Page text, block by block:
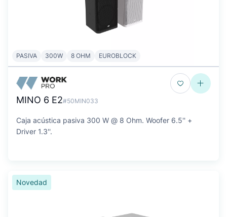
PASIVA 300W 8 OHM EUROBLOCK
MINO 6 E2#50MIN033
Caja acústica pasiva 300 W @ 8 Ohm. Woofer 6.5'' +
Driver 1.3''.
Novedad